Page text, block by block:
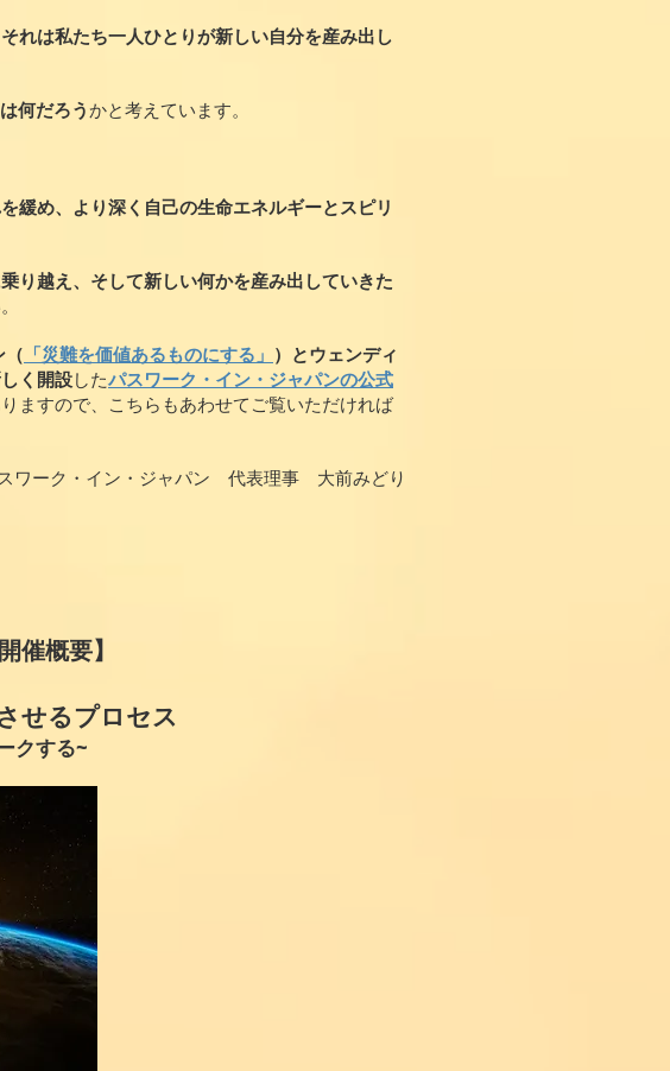
れは私たち一人ひとりが新しい自分を産み出し
何だろうかと考えています。
緩め、より深く自己の生命エネルギーとスピリ
り越え、そして新しい何かを産み出していきた
（ 「災難を価値あるものにする」 ）とウェンディ
く開設したパスワーク・イン・ジャパンの公式
ますので、こちらもあわせてご覧いただければ
ワーク・イン・ジャパン 代表理事 大前みどり
催概要】
せるプロセス
する~